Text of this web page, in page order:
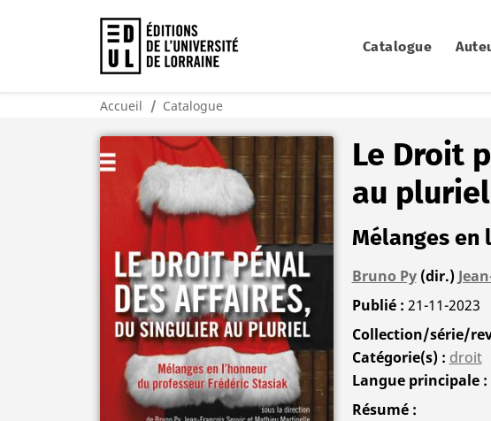
Catalogue
Accueil Catalogue
Le Droit
au pluriel
Mélanges en
Bruno Py (dir.)
Publié 21-11-2023
Collection/série/
Catégorie(s)
droit
Langue principale
Résumé